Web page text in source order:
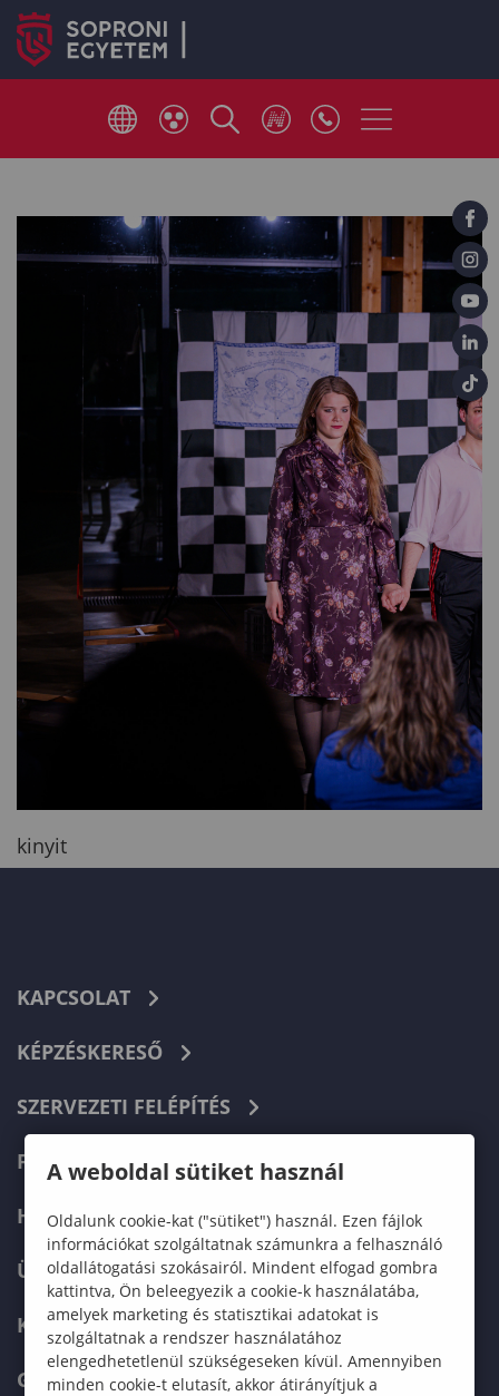
kinyit
KAPCSOLAT
KÉPZÉSKERESŐ
SZERVEZETI FELÉPÍTÉS
FELVÉTELIZŐKNEK
HALLGATÓKNAK
ÜZLETI PARTNEREKNEK
KARRIER
GREEN UNIVERSITY
A weboldal sütiket használ
Oldalunk cookie-kat ("sütiket") használ. Ezen fájlok
információkat szolgáltatnak számunkra a felhasználó
oldallátogatási szokásairól. Mindent elfogad gombra
kattintva, Ön beleegyezik a cookie-k használatába,
amelyek marketing és statisztikai adatokat is
szolgáltatnak a rendszer használatához
elengedhetetlenül szükségeseken kívül. Amennyiben
minden cookie-t elutasít, akkor átirányítjuk a